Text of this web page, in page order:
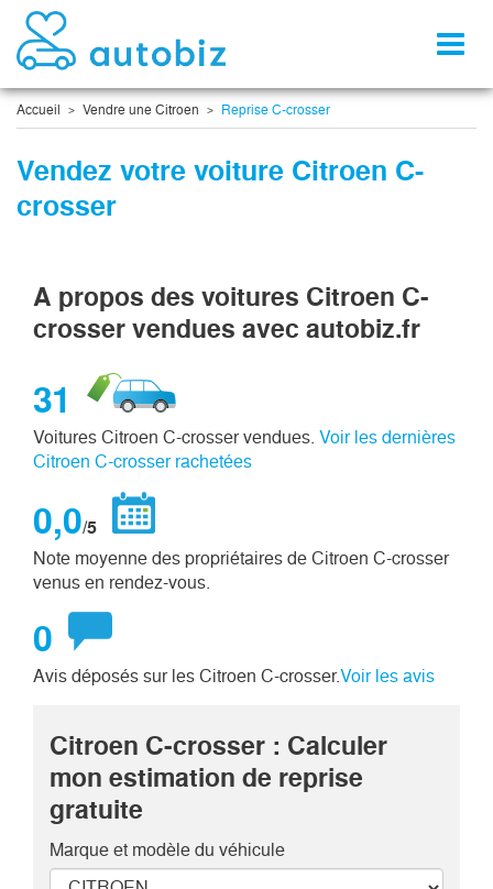
Accueil Vendre une Citroen Reprise C-crosser
Vendez votre voiture Citroen C-
crosser
A propos des voitures Citroen C-
crosser vendues avec autobiz.fr
31
Voitures Citroen C-crosser vendues. Voir les dernières
Citroen C-crosser rachetées
0,0/5
Note moyenne des propriétaires de Citroen C-crosser
venus en rendez-vous.
0
Avis déposés sur les Citroen C-crosser.Voir les avis
Citroen C-crosser : Calculer
mon estimation de reprise
gratuite
Marque et modèle du véhicule